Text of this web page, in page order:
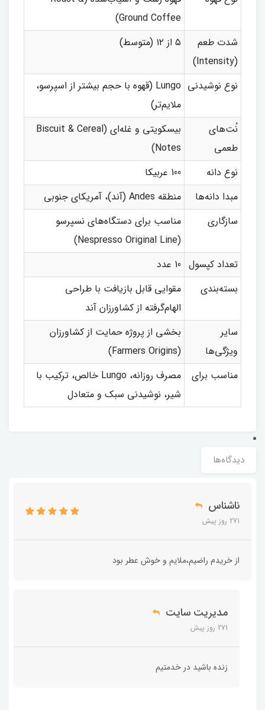
Ground Coffee)
شدت طعم
(Intensity)
۵ از ۱۲ (متوسط)
نوع نوشیدنی
Lungo (قهوه با حجم بیشتر از اسپرسو،
ملایم‌تر)
نُت‌های
طعمی
بیسکویتی و غله‌ای (Biscuit & Cereal
Notes)
نوع دانه
100 عربیکا
مبدا دانه‌ها
منطقه Andes (آند)، آمریکای جنوبی
سازگاری
مناسب برای دستگاه‌های نسپرسو
(Nespresso Original Line)
تعداد کپسول 10 عدد
بسته‌بندی
مقوایی قابل بازیافت با طراحی
الهام‌گرفته از کشاورزان آند
سایر
ویژگی‌ها
بخشی از پروژه حمایت از کشاورزان
(Farmers Origins)
مناسب برای
مصرف روزانه، Lungo خالص، ترکیب با
شیر، نوشیدنی سبک و متعادل
دیدگاه‌ها
ناشناس
271 روز پیش
از خریدم راضیم،ملایم و خوش عطر بود
مدیریت سایت
271 روز پیش
زنده باشید در خدمتیم